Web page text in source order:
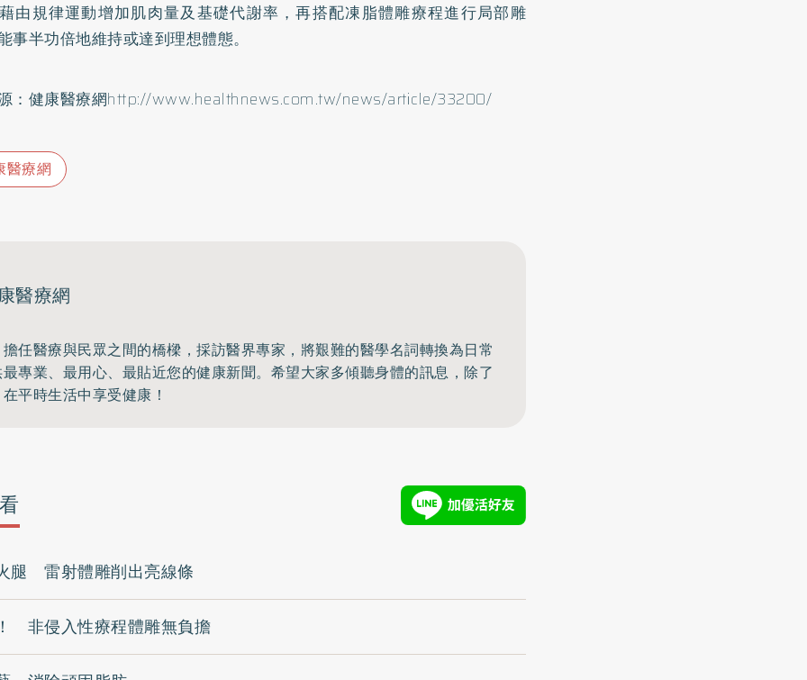
由規律運動增加肌肉量及基礎代謝率，再搭配凍脂體雕療程進行局部雕
事半功倍地維持或達到理想體態。
：健康醫療網http://www.healthnews.com.tw/news/article/33200/
醫療網
醫療網
任醫療與民眾之間的橋樑，採訪醫界專家，將艱難的醫學名詞轉換為日常
專業、最用心、最貼近您的健康新聞。希望大家多傾聽身體的訊息，除了
平時生活中享受健康！
腿 雷射體雕削出亮線條
非侵入性療程體雕無負擔